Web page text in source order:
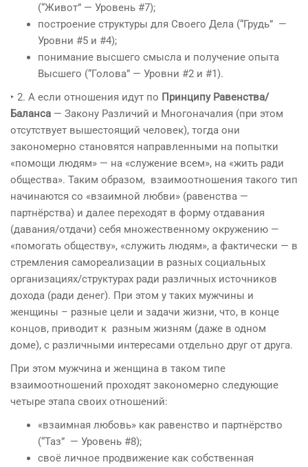
(“Живот” — Уровень #7);
построение структуры для Своего Дела (“Грудь” —
Уровни #5 и #4);
понимание высшего смысла и получение опыта
Высшего (“Голова” — Уровни #2 и #1).
‣ 2. А если отношения идут по Принципу Равенства/
Баланса — Закону Различий и Многоначалия (при этом
отсутствует вышестоящий человек), тогда они
закономерно становятся направленными на попытки
«помощи людям» — на «служение всем», на «жить ради
общества». Таким образом, взаимоотношения такого тип
начинаются со «взаимной любви» (равенства —
партнёрства) и далее переходят в форму отдавания
(давания/отдачи) себя множественному окружению —
«помогать обществу», «служить людям», а фактически — в
стремления самореализации в разных социальных
организациях/структурах ради различных источников
дохода (ради денег). При этом у таких мужчины и
женщины – разные цели и задачи жизни, что, в конце
концов, приводит к разным жизням (даже в одном
доме), с различными интересами отдельно друг от друга.
При этом мужчина и женщина в таком типе
взаимоотношений проходят закономерно следующие
четыре этапа своих отношений:
«взаимная любовь» как равенство и партнёрство
(“Таз” — Уровень #8);
своё личное продвижение как собственная